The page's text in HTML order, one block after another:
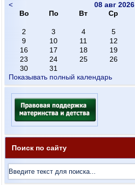
<
08 авг 2026
Во
По Вт Ср
2
3 4 5
9
10 11 12
16
17 18 19
23
24 25 26
30
31
Показывать полный календарь
Поиск по сайту